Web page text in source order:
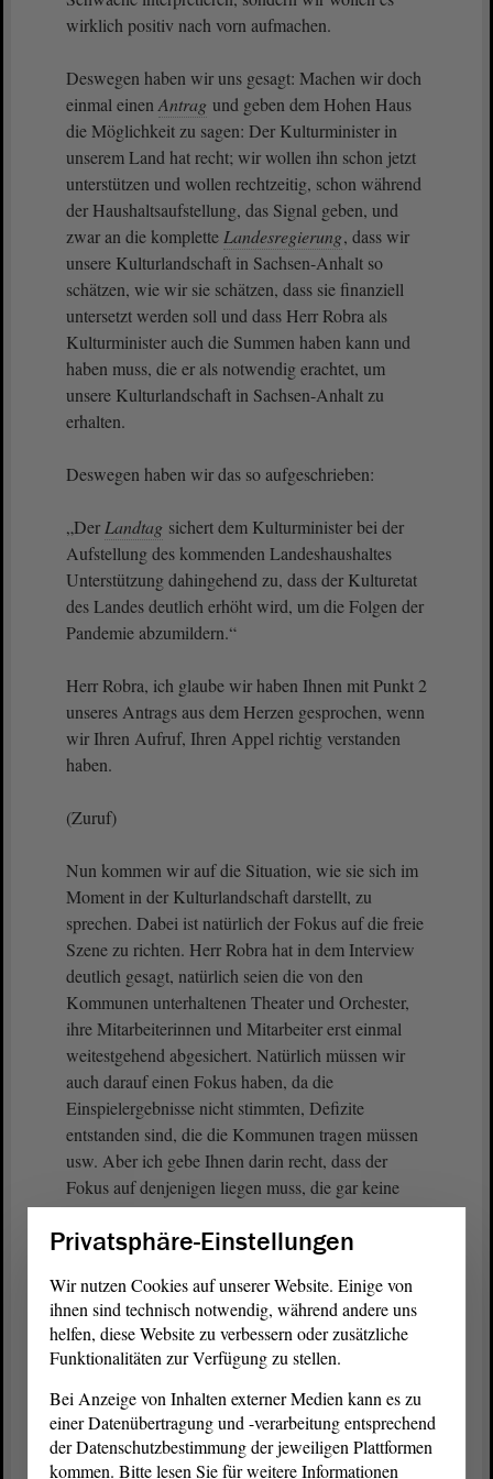
wirklich positiv nach vorn aufmachen.
Deswegen haben wir uns gesagt: Machen wir doch
einmal einen Antrag und geben dem Hohen Haus
die Möglichkeit zu sagen: Der Kulturminister in
unserem Land hat recht; wir wollen ihn schon jetzt
unterstützen und wollen rechtzeitig, schon während
der Haushaltsaufstellung, das Signal geben, und
zwar an die komplette Landesregierung, dass wir
unsere Kulturlandschaft in Sachsen-Anhalt so
schätzen, wie wir sie schätzen, dass sie finanziell
untersetzt werden soll und dass Herr Robra als
Kulturminister auch die Summen haben kann und
haben muss, die er als notwendig erachtet, um
unsere Kulturlandschaft in Sachsen-Anhalt zu
erhalten.
Deswegen haben wir das so aufgeschrieben:
„Der Landtag sichert dem Kulturminister bei der
Aufstellung des kommenden Landeshaushaltes
Unterstützung dahingehend zu, dass der Kulturetat
des Landes deutlich erhöht wird, um die Folgen der
Pandemie abzumildern.“
Herr Robra, ich glaube wir haben Ihnen mit Punkt 2
unseres Antrags aus dem Herzen gesprochen, wenn
wir Ihren Aufruf, Ihren Appel richtig verstanden
haben.
(Zuruf)
Nun kommen wir auf die Situation, wie sie sich im
Moment in der Kulturlandschaft darstellt, zu
sprechen. Dabei ist natürlich der Fokus auf die freie
Szene zu richten. Herr Robra hat in dem Interview
deutlich gesagt, natürlich seien die von den
Kommunen unterhaltenen Theater und Orchester,
ihre Mitarbeiterinnen und Mitarbeiter erst einmal
weitestgehend abgesichert. Natürlich müssen wir
auch darauf einen Fokus haben, da die
Einspielergebnisse nicht stimmten, Defizite
entstanden sind, die die Kommunen tragen müssen
usw. Aber ich gebe Ihnen darin recht, dass der
Fokus auf denjenigen liegen muss, die gar keine
Absicherung hatten, die auf Almosen angewiesen
waren, die eventuell ihren freien Theaterberuf
müssen wir motivieren, wieder künstlerisch für uns
im Land tätig zu sein, weil wir den kulturellen
Reichtum, den wir seit Jahren in Sachsen-Anhalt
hatten, nicht missen wollen, meine Damen und
Herren.
Ich möchte auf ein zweites Thema hinweisen.
Privatsphäre-Einstellungen
Wir nutzen Cookies auf unserer Website. Einige von
ihnen sind technisch notwendig, während andere uns
helfen, diese Website zu verbessern oder zusätzliche
Funktionalitäten zur Verfügung zu stellen.
Bei Anzeige von Inhalten externer Medien kann es zu
einer Datenübertragung und -verarbeitung entsprechend
der Datenschutzbestimmung der jeweiligen Plattformen
kommen. Bitte lesen Sie für weitere Informationen